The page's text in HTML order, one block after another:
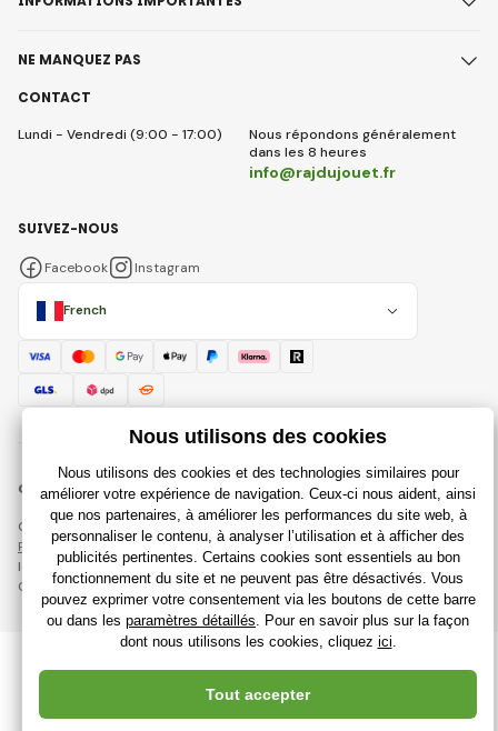
CONTACT
Lundi - Vendredi (9:00 - 17:00)
Nous répondons généralement
dans les 8 heures
info@rajdujouet.fr
NE MANQUEZ PAS
French
SUIVEZ-NOUS
Facebook Instagram
© 2018 - 2026 Rajdujouet.fr, Tous droits réservés
Cette page est protégée par reCAPTCHA et s'appliquent
Règles de protection des données personnellessociétés Google et
leur
Conditions contractuelles.
Création de boutiques en ligne performantes à partir deRIESENIA